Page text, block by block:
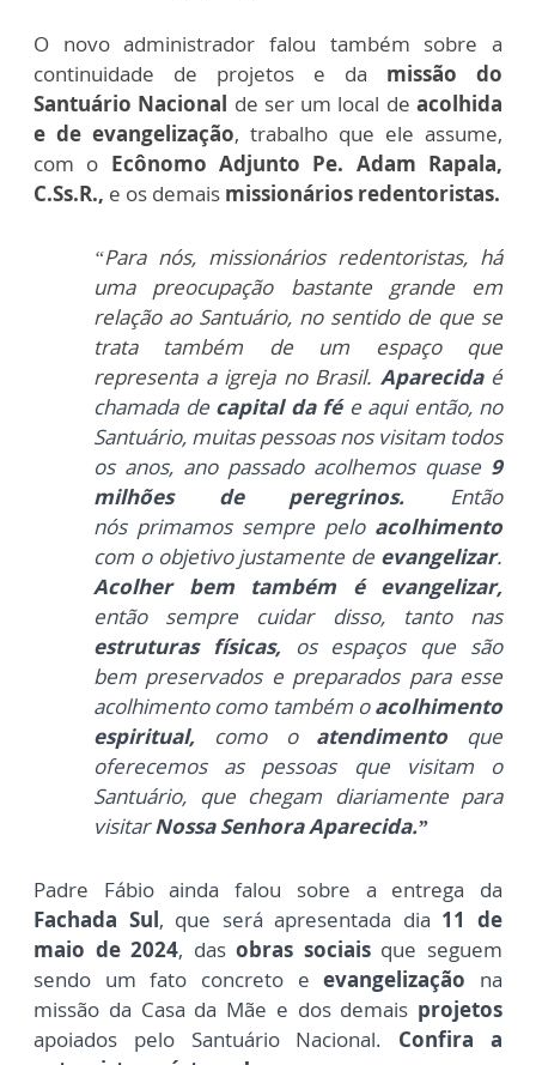
O novo administrador falou também sobre a
continuidade de projetos e da missão do
Santuário Nacional de ser um local deacolhida
e de evangelização, trabalho que ele assume,
com o Ecônomo Adjunto Pe. Adam Rapala,
C.Ss.R., e os demais missionários redentoristas.
“Para nós, missionários redentoristas, há
uma preocupação bastante grande em
relação ao Santuário, no sentido de que se
trata também de um espaço que
representa a igreja no Brasil. Aparecida é
chamada de capital da fé e aqui então, no
Santuário, muitas pessoas nos visitam todos
os anos, ano passado acolhemos quase 9
milhões de peregrinos. Então
nósprimamos sempre pelo acolhimento
com o objetivo justamente de evangelizar.
Acolher bem também é evangelizar,
então sempre cuidar disso, tanto nas
estruturas físicas, os espaços que são
bem preservados e preparados para esse
acolhimento como também oacolhimento
espiritual, como o atendimento que
oferecemos as pessoas que visitam o
Santuário, que chegam diariamente para
visitarNossa Senhora Aparecida.”
Padre Fábio ainda falou sobre a entrega da
Fachada Sul, que será apresentada dia 11 de
maio de 2024, dasobras sociaisque seguem
sendo um fato concreto eevangelização na
missão da Casa da Mãe e dos demais projetos
apoiados pelo Santuário Nacional. Confira a